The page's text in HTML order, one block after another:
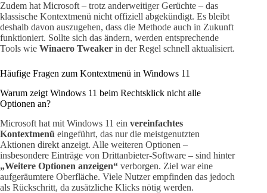
Zudem hat Microsoft – trotz anderweitiger Gerüchte – das
klassische Kontextmenü nicht offiziell abgekündigt. Es bleibt
deshalb davon auszugehen, dass die Methode auch in Zukunft
funktioniert. Sollte sich das ändern, werden entsprechende
Tools wie Winaero Tweaker in der Regel schnell aktualisiert.
Häufige Fragen zum Kontextmenü in Windows 11
Warum zeigt Windows 11 beim Rechtsklick nicht alle
Optionen an?
Microsoft hat mit Windows 11 ein vereinfachtes
Kontextmenü eingeführt, das nur die meistgenutzten
Aktionen direkt anzeigt. Alle weiteren Optionen –
insbesondere Einträge von Drittanbieter-Software – sind hinter
„Weitere Optionen anzeigen“ verborgen. Ziel war eine
aufgeräumtere Oberfläche. Viele Nutzer empfinden das jedoch
als Rückschritt, da zusätzliche Klicks nötig werden.